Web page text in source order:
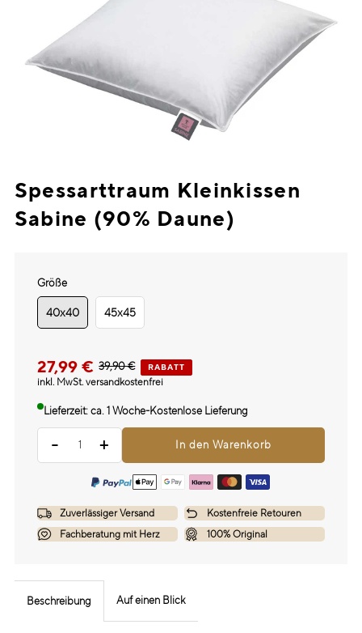
Spessarttraum Kleinkissen
Sabine (90% Daune)
Größe
40x40 45x45
27,99 € 39,90 € RABATT
inkl. MwSt. versandkostenfrei
Lieferzeit: ca. 1 Woche-Kostenlose Lieferung
- +
Zuverlässiger Versand
Kostenfreie Retouren
Fachberatung mit Herz
100% Original
Beschreibung Auf einen Blick